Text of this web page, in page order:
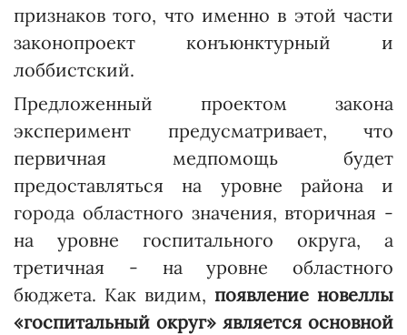
признаков того, что именно в этой части
законопроект конъюнктурный и
лоббистский.
Предложенный проектом закона
эксперимент предусматривает, что
первичная медпомощь будет
предоставляться на уровне района и
города областного значения, вторичная -
на уровне госпитального округа, а
третичная - на уровне областного
бюджета. Как видим, появление новеллы
«госпитальный округ» является основной